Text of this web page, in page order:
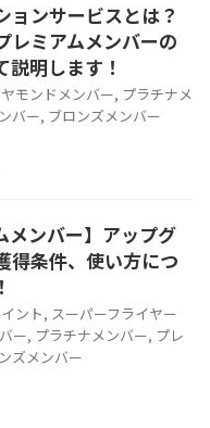
ョンサービスとは？
レミアムメンバーの
説明します！
モンドメンバー, プラチナメ
バー, ブロンズメンバー
メンバー】アップグ
得条件、使い方につ
ント, スーパーフライヤー
ー, プラチナメンバー, プレ
ズメンバー